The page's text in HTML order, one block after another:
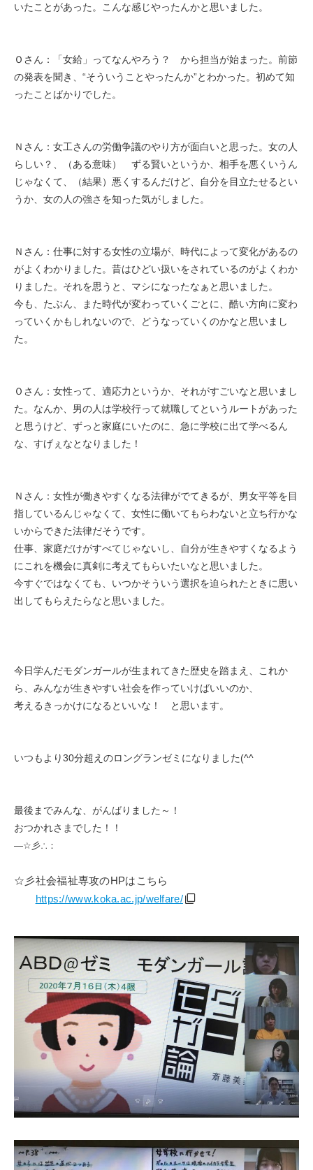
いたことがあった。こんな感じやったんかと思いました。
Ｏさん：「女給」ってなんやろう？ から担当が始まった。前節
の発表を聞き、“そういうことやったんか”とわかった。初めて知
ったことばかりでした。
Ｎさん：女工さんの労働争議のやり方が面白いと思った。女の人
らしい？、（ある意味） ずる賢いというか、相手を悪くいうん
じゃなくて、（結果）悪くするんだけど、自分を目立たせるとい
うか、女の人の強さを知った気がしました。
Ｎさん：仕事に対する女性の立場が、時代によって変化があるの
がよくわかりました。昔はひどい扱いをされているのがよくわか
りました。それを思うと、マシになったなぁと思いました。
今も、たぶん、また時代が変わっていくごとに、酷い方向に変わ
っていくかもしれないので、どうなっていくのかなと思いまし
た。
Ｏさん：女性って、適応力というか、それがすごいなと思いまし
た。なんか、男の人は学校行って就職してというルートがあった
と思うけど、ずっと家庭にいたのに、急に学校に出て学べるん
な、すげぇなとなりました！
Ｎさん：女性が働きやすくなる法律がでてきるが、男女平等を目
指しているんじゃなくて、女性に働いてもらわないと立ち行かな
いからできた法律だそうです。
仕事、家庭だけがすべてじゃないし、自分が生きやすくなるよう
にこれを機会に真剣に考えてもらいたいなと思いました。
今すぐではなくても、いつかそういう選択を迫られたときに思い
出してもらえたらなと思いました。
今日学んだモダンガールが生まれてきた歴史を踏まえ、これか
ら、みんなが生きやすい社会を作っていけばいいのか、
考えるきっかけになるといいな！ と思います。
いつもより30分超えのロングランゼミになりました(^^ゞ
最後までみんな、がんばりました～！
おつかれさまでした！！
―☆ 彡∴：
☆彡社会福祉専攻のHPはこちら
https://www.koka.ac.jp/welfare/